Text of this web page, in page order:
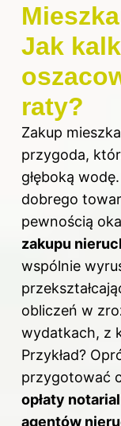
Jak
raty?
Zakup
przygoda,
głęboką
dobrego
pewnością
zakupu
wspólnie
obliczeń w
wydatkach, z
Przykład?
przygotować
opłaty
agentów